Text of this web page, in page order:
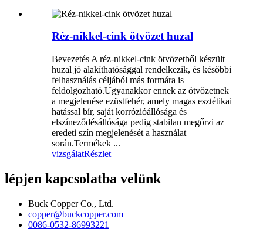
Réz-nikkel-cink ötvözet huzal
Bevezetés A réz-nikkel-cink ötvözetből készült
huzal jó alakíthatósággal rendelkezik, és későbbi
felhasználás céljából más formára is
feldolgozható.Ugyanakkor ennek az ötvözetnek
a megjelenése ezüstfehér, amely magas esztétikai
hatással bír, saját korrózióállósága és
elszíneződésállósága pedig stabilan megőrzi az
eredeti szín megjelenését a használat
során.Termékek ...
vizsgálatRészlet
lépjen kapcsolatba velünk
Buck Copper Co., Ltd.
copper@buckcopper.com
0086-0532-86993221